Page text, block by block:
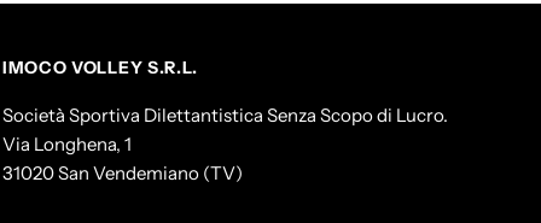
IMOCO VOLLEY S.R.L.
Società Sportiva Dilettantistica Senza Scopo di Lucro.
Via Longhena, 1
31020 San Vendemiano (TV)